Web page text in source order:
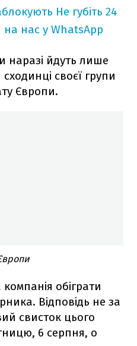
Не губіть 24
на нас у WhatsApp
наразі йдуть лише
своєї групи
Європи.
обіграти
Відповідь не за
свисток цього
6 серпня, о